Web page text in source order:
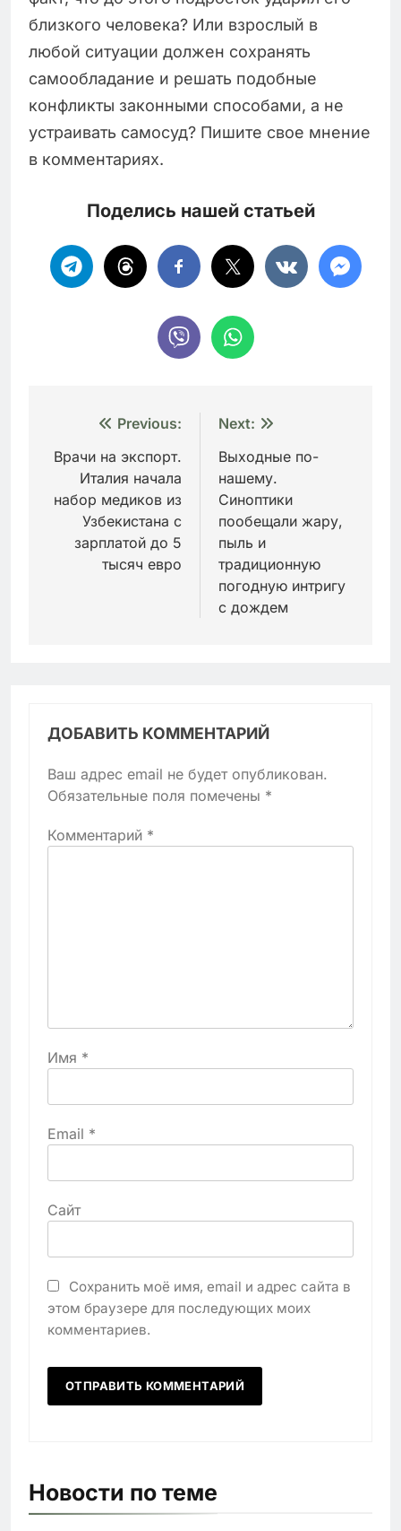
близкого человека? Или взрослый в
любой ситуации должен сохранять
самообладание и решать подобные
конфликты законными способами, а не
устраивать самосуд? Пишите свое мнение
в комментариях.
Поделись нашей статьей
Навигация
по
записям
Previous:
Врачи на экспорт.
Италия начала
набор медиков из
Узбекистана с
зарплатой до 5
тысяч евро
Next:
Выходные по-
нашему.
Синоптики
пообещали жару,
пыль и
традиционную
погодную интригу
с дождем
ДОБАВИТЬ КОММЕНТАРИЙ
Ваш адрес email не будет опубликован.
Обязательные поля помечены *
Комментарий *
Имя *
Email *
Сайт
Сохранить моё имя, email и адрес сайта в
этом браузере для последующих моих
комментариев.
Новости по теме